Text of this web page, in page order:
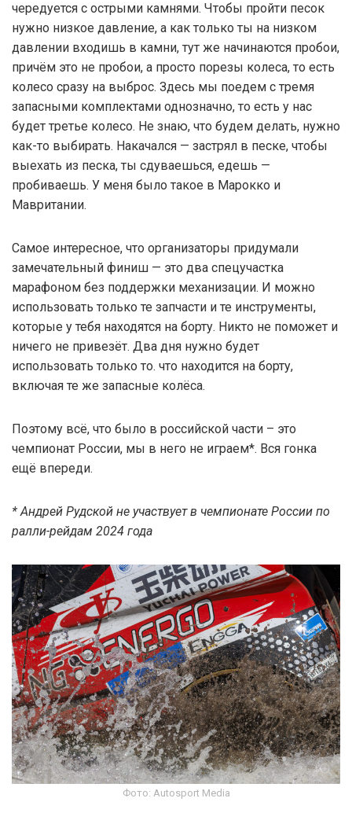
чередуется с острыми камнями. Чтобы пройти песок
нужно низкое давление, а как только ты на низком
давлении входишь в камни, тут же начинаются пробои,
причём это не пробои, а просто порезы колеса, то есть
колесо сразу на выброс. Здесь мы поедем с тремя
запасными комплектами однозначно, то есть у нас
будет третье колесо. Не знаю, что будем делать, нужно
как-то выбирать. Накачался — застрял в песке, чтобы
выехать из песка, ты сдуваешься, едешь —
пробиваешь. У меня было такое в Марокко и
Мавритании.
Самое интересное, что организаторы придумали
замечательный финиш — это два спецучастка
марафоном без поддержки механизации. И можно
использовать только те запчасти и те инструменты,
которые у тебя находятся на борту. Никто не поможет и
ничего не привезёт. Два дня нужно будет
использовать только то. что находится на борту,
включая те же запасные колёса.
Поэтому всё, что было в российской части – это
чемпионат России, мы в него не играем*. Вся гонка
ещё впереди.
* Андрей Рудской не участвует в чемпионате России по
ралли-рейдам 2024 года
Фото: Autosport Media